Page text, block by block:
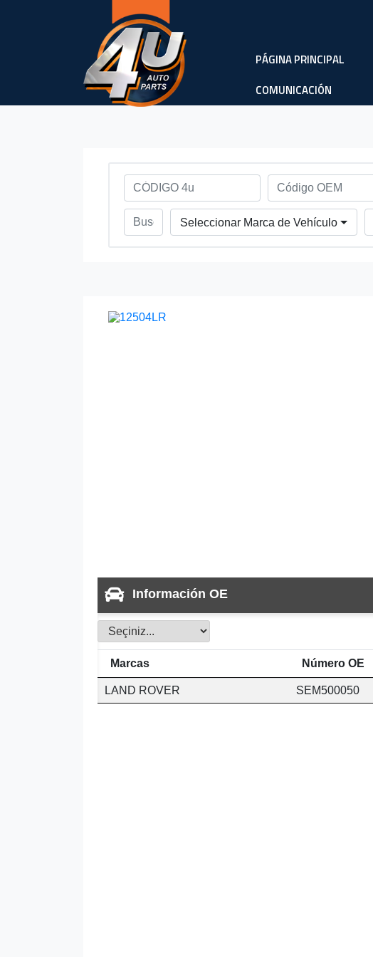
PÁGINA PRINCIPAL
COMUNICACIÓN
Seleccionar Marca de Vehículo
Información OE
Marcas Número OE
LAND ROVER SEM500050